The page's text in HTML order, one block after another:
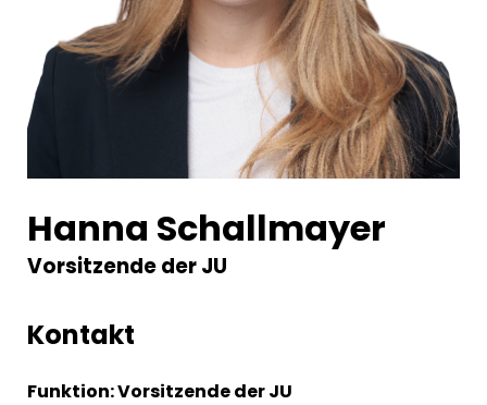
Hanna Schallmayer
Vorsitzende der JU
Kontakt
Funktion: Vorsitzende der JU